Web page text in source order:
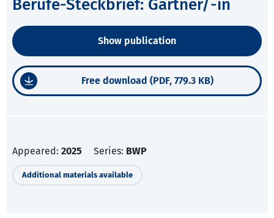
Berufe-Steckbrief: Gärtner/-in
Show publication
Free download (PDF, 779.3 KB)
Appeared: 2025 Series: BWP
Additional materials available